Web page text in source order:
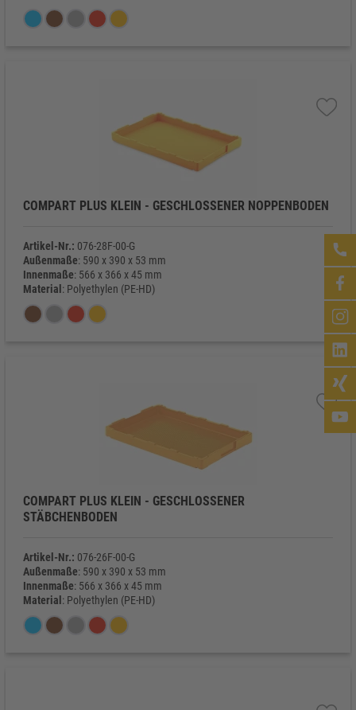
Eigengewicht : 1.235 g
COMPART PLUS KLEIN - GESCHLOSSENER NOPPENBODEN
Artikel-Nr.: 076-28F-00-G
Außenmaße: 590 x 390 x 53 mm
Innenmaße: 566 x 366 x 45 mm
Material : Polyethylen (PE-HD)
Eigengewicht
: 1.235 g
COMPART PLUS KLEIN - GESCHLOSSENER
STÄBCHENBODEN
Artikel-Nr.: 076-26F-00-G
Außenmaße: 590 x 390 x 53 mm
Innenmaße: 566 x 366 x 45 mm
Material : Polyethylen (PE-HD)
Eigengewicht
: 1.235 g